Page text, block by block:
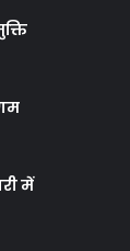
में